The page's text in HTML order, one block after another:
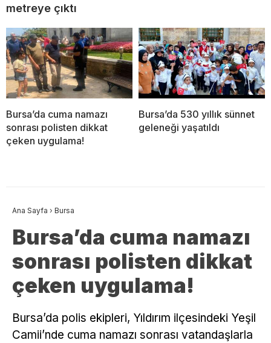
metreye çıktı
Bursa’da cuma namazı
sonrası polisten dikkat
çeken uygulama!
Bursa’da 530 yıllık sünnet
geleneği yaşatıldı
Ana Sayfa › Bursa
Bursa’da cuma namazı
sonrası polisten dikkat
çeken uygulama!
Bursa’da polis ekipleri, Yıldırım ilçesindeki Yeşil
Camii’nde cuma namazı sonrası vatandaşlarla